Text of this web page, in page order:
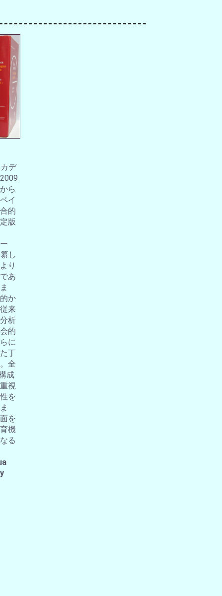
デ
ら
イ
的
版
し
り
あ
か
来
析
的
に
丁
全
成
視
を
を
機
る